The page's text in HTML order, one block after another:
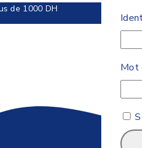
de 1000 DH
Mot